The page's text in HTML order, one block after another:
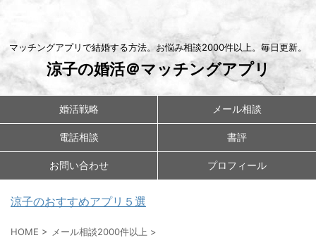
マッチングアプリで結婚する方法。お悩み相談2000件以上。毎日更新。
涼子の婚活＠マッチングアプリ
婚活戦略 メール相談
電話相談 書評
お問い合わせ プロフィール
涼子のおすすめアプリ５選
HOME > メール相談2000件以上 >